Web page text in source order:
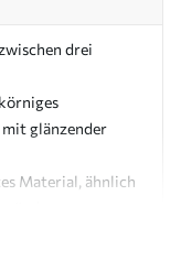
drei
glänzender
Material, ähnlich